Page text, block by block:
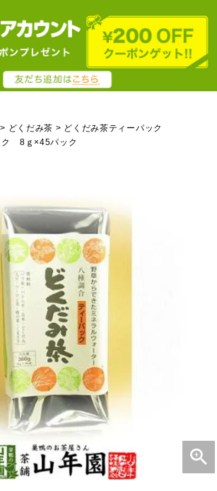
どくだみ茶
どくだみ茶ティーパック
ク 8ｇ×45パック